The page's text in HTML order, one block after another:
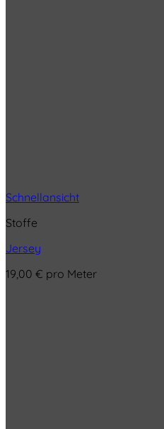
Schnellansicht
Stoffe
Jersey
19,00 € pro Meter